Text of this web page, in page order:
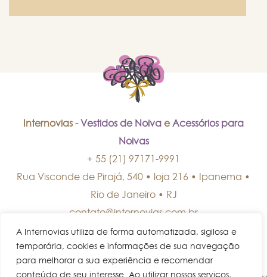
A Internovias utiliza de forma automatizada, sigilosa e
temporária, cookies e informações de sua navegação
para melhorar a sua experiência e recomendar
conteúdo de seu interesse. Ao utilizar nossos serviços,
Internovias - Vestidos de Noiva eAcessórios para
Noivas
+ 55 (21) 97171-9991
Rua Visconde de Pirajá, 540 • loja 216 • Ipanema •
Rio de Janeiro• RJ
contato@internovias.com.br